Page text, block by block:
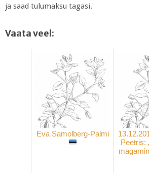
ja saad tulumaksu tagasi.
Vaata veel:
Eva Samolberg-Palmi
Peetris: